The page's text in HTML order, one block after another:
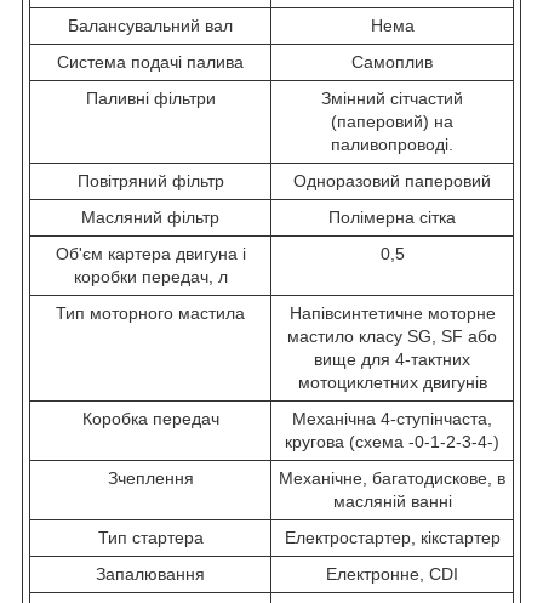
Балансувальний вал
Нема
Система подачі палива
Самоплив
Паливні фільтри
Змінний сітчастий
(паперовий) на
паливопроводі.
Повітряний фільтр
Одноразовий паперовий
Масляний фільтр
Полімерна сітка
Об'єм картера двигуна і
коробки передач, л
0,5
Тип моторного мастила
Напівсинтетичне моторне
мастило класу SG, SF або
вище для 4-тактних
мотоциклетних двигунів
Коробка передач
Механічна 4-ступінчаста,
кругова (схема -0-1-2-3-4-)
Зчеплення
Механічне, багатодискове, в
масляній ванні
Тип стартера
Електростартер, кікстартер
Запалювання
Електронне, CDI